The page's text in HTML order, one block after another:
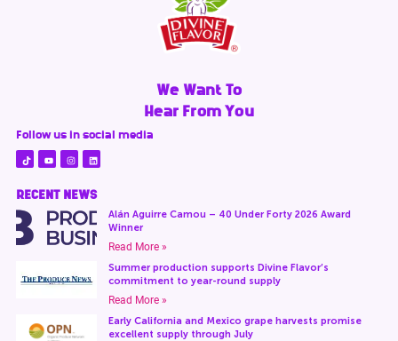
We Want To
Hear From You
Follow us in social media
RECENT NEWS
Alán Aguirre Camou – 40 Under Forty 2026 Award
Winner
Read More »
Summer production supports Divine Flavor’s
commitment to year-round supply
Read More »
Early California and Mexico grape harvests promise
excellent supply through July